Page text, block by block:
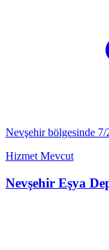
Nevşehirbölgesinde 7/
Hizmet Mevcut
Nevşehir Eşya